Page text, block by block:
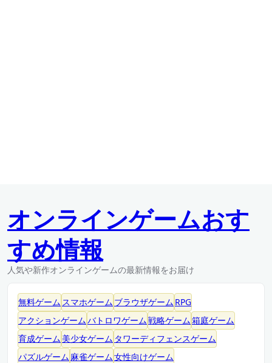
オンラインゲームおす
すめ情報
人気や新作オンラインゲームの最新情報をお届け
無料ゲーム スマホゲーム ブラウザゲーム RPG
アクションゲームバトロワゲーム戦略ゲーム箱庭ゲーム
育成ゲーム 美少女ゲーム タワーディフェンスゲーム
パズルゲーム 麻雀ゲーム女性向けゲーム